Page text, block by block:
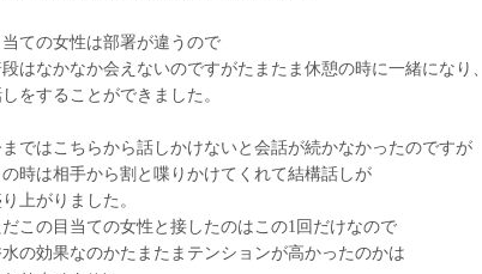
ての女性は部署が違うので
はなかなか会えないのですがたまたま休憩の時に一緒になり、
をすることができました。
ではこちらから話しかけないと会話が続かなかったのですが
時は相手から割と喋りかけてくれて結構話しが
上がりました。
この目当ての女性と接したのはこの1回だけなので
の効果なのかたまたまテンションが高かったのかは